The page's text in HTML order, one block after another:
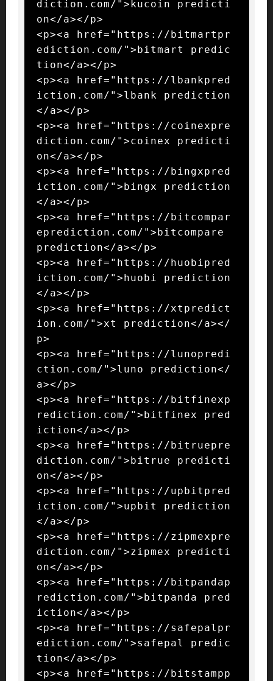
diction.com/">kucoin predicti
on</a></p>
<p><a href="https://bitmartpr
ediction.com/">bitmart predic
tion</a></p>
<p><a href="https://lbankpred
iction.com/">lbank prediction
</a></p>
<p><a href="https://coinexpre
diction.com/">coinex predicti
on</a></p>
<p><a href="https://bingxpred
iction.com/">bingx prediction
</a></p>
<p><a href="https://bitcompar
eprediction.com/">bitcompare
prediction</a></p>
<p><a href="https://huobipred
iction.com/">huobi prediction
</a></p>
<p><a href="https://xtpredict
ion.com/">xt prediction</a></
p>
<p><a href="https://lunopredi
ction.com/">luno prediction</
a></p>
<p><a href="https://bitfinexp
rediction.com/">bitfinex pred
iction</a></p>
<p><a href="https://bitruepre
diction.com/">bitrue predicti
on</a></p>
<p><a href="https://upbitpred
iction.com/">upbit prediction
</a></p>
<p><a href="https://zipmexpre
diction.com/">zipmex predicti
on</a></p>
<p><a href="https://bitpandap
rediction.com/">bitpanda pred
iction</a></p>
<p><a href="https://safepalpr
ediction.com/">safepal predic
tion</a></p>
<p><a href="https://bitstampp